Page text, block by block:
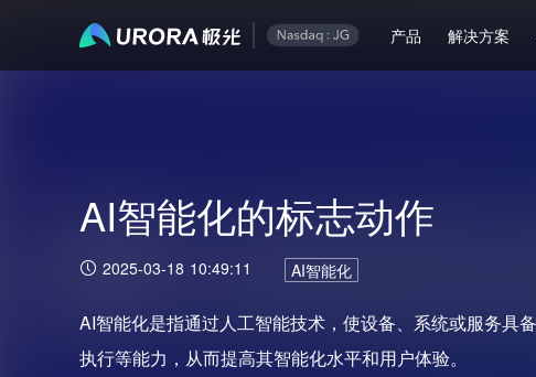
产品 解决方案
AI智能化的标志动作
2025-03-18 10:49:11 AI智能化
AI智能化是指通过人工智能技术，使设备、系统或服务具
执行等能力，从而提高其智能化水平和用户体验。